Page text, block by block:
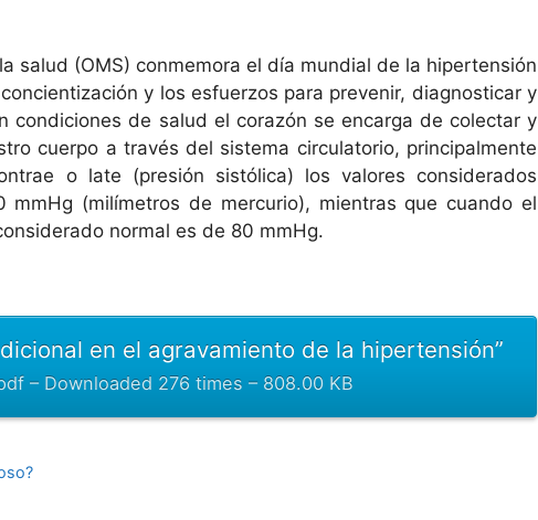
salud (OMS) conmemora el día mundial de la hipertensión
y los esfuerzos para prevenir, diagnosticar y
condiciones de salud el corazón se encarga de colectar y
cuerpo a través del sistema circulatorio, principalmente
o late (presión sistólica) los valores considerados
(milímetros de mercurio), mientras que cuando el
normal es de 80 mmHg.
en el agravamiento de la hipertensión”
– Downloaded 276 times – 808.00 KB